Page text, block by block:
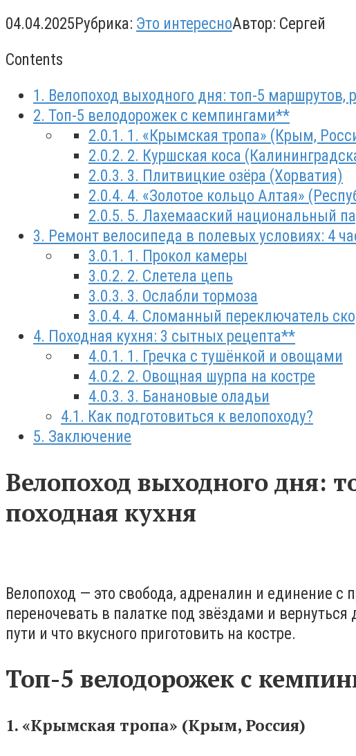
04.04.2025Рубрика: Это интересноАвтор: Сергей
Contents
1. Велопоход выходного дня: топ-5 маршрутов,
2. Топ-5 велодорожек с кемпингами**
2.0.1. 1. «Крымская тропа» (Крым,
2.0.2. 2. Куршская коса
2.0.3. 3. Плитвицкие озёра (Хорватия)
2.0.4. 4. «Золотое кольцо Алтая»
2.0.5. 5. Лахемааский национальный
3. Ремонт велосипеда в полевых условиях: 4
3.0.1. 1. Прокол камеры
3.0.2. 2. Слетела цепь
3.0.3. 3. Ослабли тормоза
3.0.4. 4. Сломанный переключатель
4. Походная кухня: 3 сытных рецепта**
4.0.1. 1. Гречка с тушёнкой и овощами
4.0.2. 2. Овощная шурпа на костре
4.0.3. 3. Банановые оладьи
4.1. Как подготовиться к велопоходу?
5. Заключение
Велопоход выходного дня:
походная кухня
Велопоход — это свобода, адреналин и единение
переночевать в палатке под звёздами и
пути и что вкусного приготовить на костре.
Топ-5 велодорожек с
1. «Крымская тропа» (Крым, Россия)